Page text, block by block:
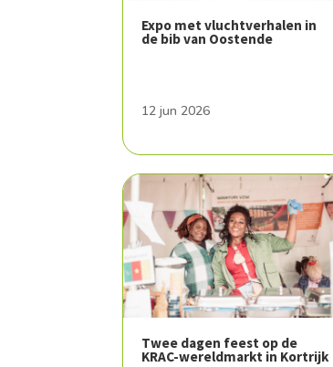
Expo met vluchtverhalen in
de bib van Oostende
12 jun 2026
Twee dagen feest op de
KRAC-wereldmarkt in Kortrijk